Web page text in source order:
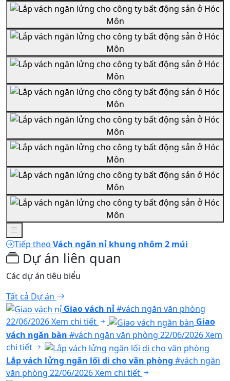
Tiếp theo Vách ngăn nỉ khung nhôm 2 múi
Dự án liên quan
Các dự án tiêu biểu
Tất cả Dự án
Giao vách nỉ#vách ngăn văn phòng
22/06/2026Xem chi tiết
Giao
vách ngăn bàn #vách ngăn văn phòng 22/06/2026Xem
chi tiết
Lắp vách lửng ngăn lối di cho văn phòng #vách ngăn
văn phòng 22/06/2026Xem chi tiết